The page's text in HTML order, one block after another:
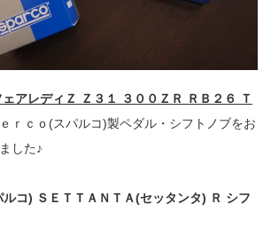
ェアレディＺ Ｚ３１ ３００ＺＲ ＲＢ２６ Ｔ
ｒｃｏ(スパルコ)製ペダル・シフトノブをお
した♪
ルコ) ＳＥＴＴＡＮＴＡ(セッタンタ) Ｒ シフ